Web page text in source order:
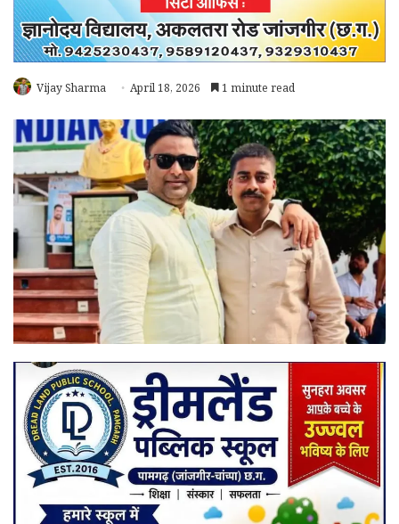
Vijay Sharma April 18, 2026 1 minute read